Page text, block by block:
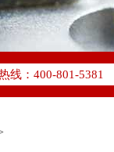
级公告
线：400-801-5381
：
W3座6层602室（需
中心D座11层1102